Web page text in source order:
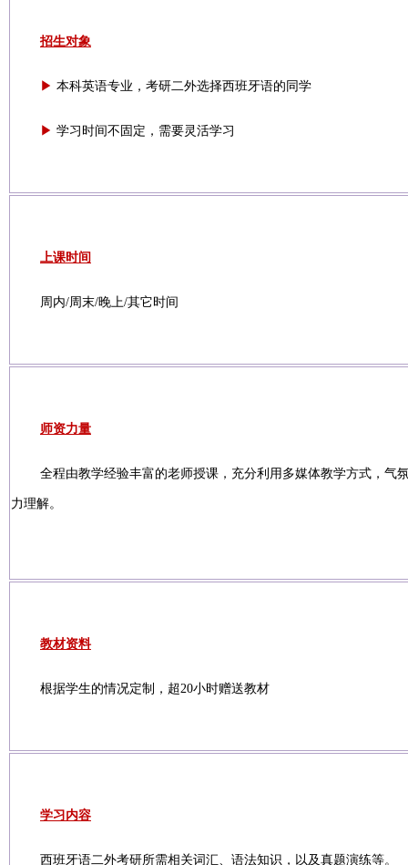
招生对象
▶ 本科英语专业，考研二外选择西班牙语的同学
▶ 学习时间不固定，需要灵活学习
上课时间
周内/周末/晚上/其它时间
师资力量
全程由教学经验丰富的老师授课，充分利用多媒体教学方式，气
力理解。
教材资料
根据学生的情况定制，超20小时赠送教材
学习内容
西班牙语二外考研所需相关词汇、语法知识，以及真题演练等。